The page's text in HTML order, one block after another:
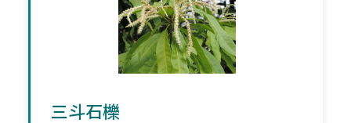
三斗石櫟